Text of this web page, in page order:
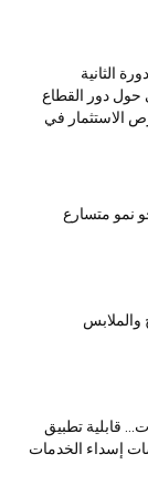
الثانية
حول دور القطاع
الاستثمار في
نمو متسارع
والملابس
قابلية تطبيق
إسداء الخدمات